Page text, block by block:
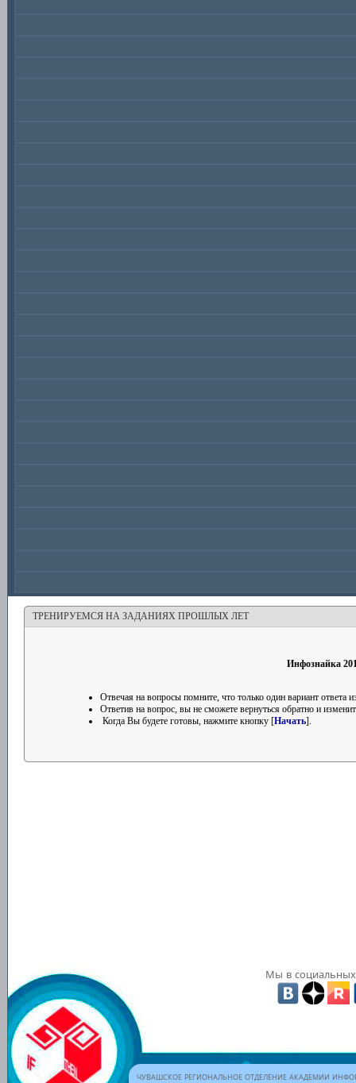
ТРЕНИРУЕМСЯ НА ЗАДАНИЯХ ПРОШЛЫХ ЛЕТ
Инфознайка
Отвечая на вопросы помните, что только один вариант ответа
Ответив на вопрос, вы не сможете вернуться обратно и
Когда Вы будете готовы, нажмите кнопку [Начать].
Мы в социальных
ЧУВАШСКОЕ РЕГИОНАЛЬНОЕ ОТДЕЛЕНИЕ АКАДЕМИИ